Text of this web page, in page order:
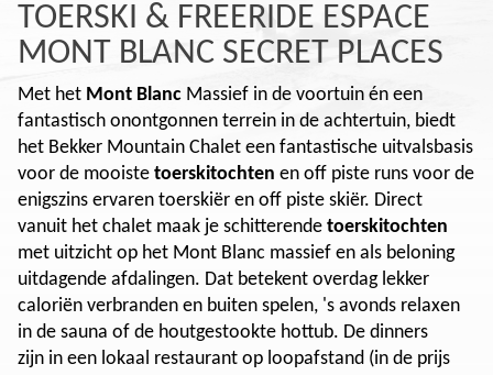
TOERSKI & FREERIDE ESPACE
MONT BLANC SECRET PLACES
Met het Mont Blanc Massief in de voortuin én een
fantastisch onontgonnen terrein in de achtertuin, biedt
het Bekker Mountain Chalet een fantastische uitvalsbasis
voor de mooiste toerskitochten en off piste runs voor de
enigszins ervaren toerskiër en off piste skiër. Direct
vanuit het chalet maak je schitterende toerskitochten
met uitzicht op het Mont Blanc massief en als beloning
uitdagende afdalingen. Dat betekent overdag lekker
caloriën verbranden en buiten spelen, 's avonds relaxen
in de sauna of de houtgestookte hottub. De dinners
zijn in een lokaal restaurant op loopafstand (in de prijs